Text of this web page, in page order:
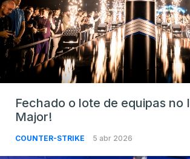
Fechado o lote de equipas no
Major!
COUNTER-STRIKE 5 abr 2026